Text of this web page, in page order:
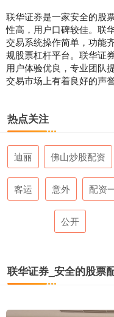
联华证券是一家安全的股
性高，用户口碑较佳。联
交易系统操作简单，功能
规股票杠杆平台。联华证
用户体验优良，专业团队
交易市场上有着良好的声誉
热点关注
迪丽 佛山炒股配资
客运 意外 配资
公开
联华证券_安全的股票